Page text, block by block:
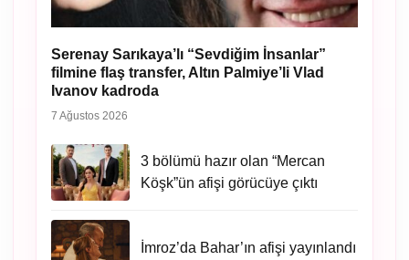
Serenay Sarıkaya’lı “Sevdiğim İnsanlar”
filmine flaş transfer, Altın Palmiye’li Vlad
Ivanov kadroda
7 Ağustos 2026
3 bölümü hazır olan “Mercan
Köşk”ün afişi görücüye çıktı
İmroz’da Bahar’ın afişi yayınlandı